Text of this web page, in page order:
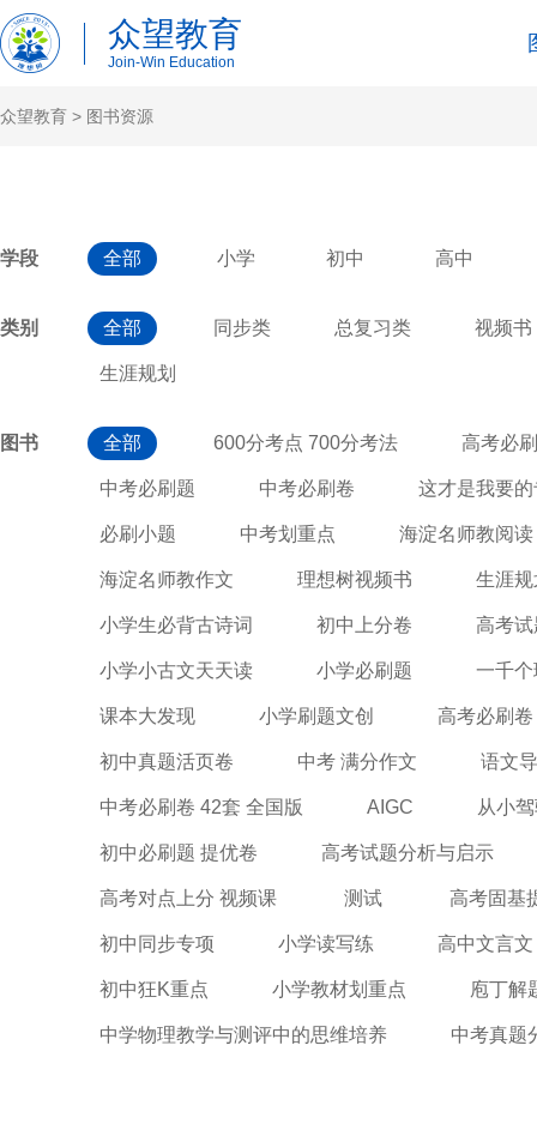
众望教育
Join-Win Education
众望教育 > 图书资源
学段 全部 小学 初中 高中
类别 全部 同步类 总复习类 视频书
生涯规划
图书 全部 600分考点 700分考法 高考必
中考必刷题 中考必刷卷 这才是我要
必刷小题 中考划重点 海淀名师教阅读
海淀名师教作文 理想树视频书 生涯规
小学生必背古诗词 初中上分卷 高考
小学小古文天天读 小学必刷题 一千
课本大发现 小学刷题文创 高考必刷
初中真题活页卷 中考 满分作文 语文
中考必刷卷 42套 全国版 AIGC 从小
初中必刷题 提优卷 高考试题分析与启示
高考对点上分 视频课 测试 高考固基
初中同步专项 小学读写练 高中文言文
初中狂K重点 小学教材划重点 庖丁解
中学物理教学与测评中的思维培养 中考真题